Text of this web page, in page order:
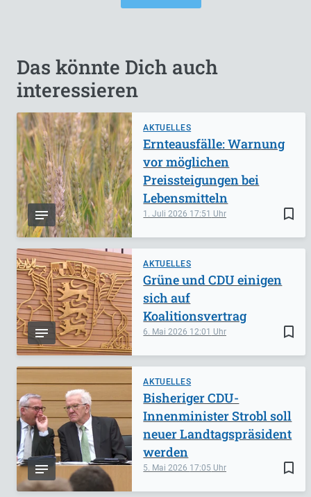
Das könnte Dich auch
interessieren
AKTUELLES
bookmark_border
1. Juli 2026 17:51
Ernteausfälle: Warnung
vor möglichen
Preissteigungen bei
Lebensmitteln
AKTUELLES
bookmark_border
6. Mai 2026 12:01
Grüne und CDU einigen
sich auf
Koalitionsvertrag
AKTUELLES
bookmark_border
5. Mai 2026 17:05
Bisheriger CDU-
Innenminister Strobl soll
neuer Landtagspräsident
werden